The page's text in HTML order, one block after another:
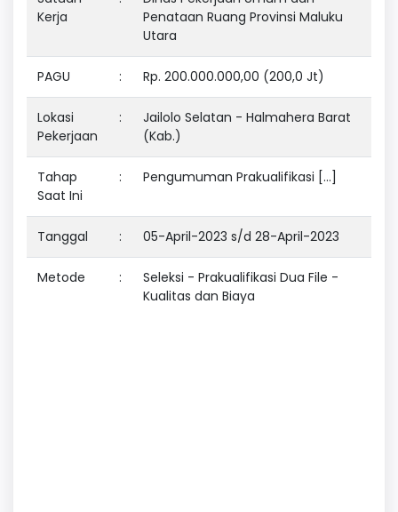
Kerja
Penataan Ruang Provinsi Maluku
Utara
PAGU : Rp. 200.000.000,00 (200,0 Jt)
Lokasi
Pekerjaan
:
Jailolo Selatan - Halmahera Barat
(Kab.)
Tahap
Saat Ini
: Pengumuman Prakualifikasi [...]
Tanggal : 05-April-2023 s/d 28-April-2023
Metode :
Seleksi - Prakualifikasi Dua File -
Kualitas dan Biaya